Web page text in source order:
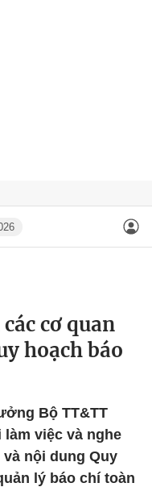
cơ quan
hoạch báo
Bộ TT&TT
việc và nghe
nội dung Quy
lý báo chí toàn